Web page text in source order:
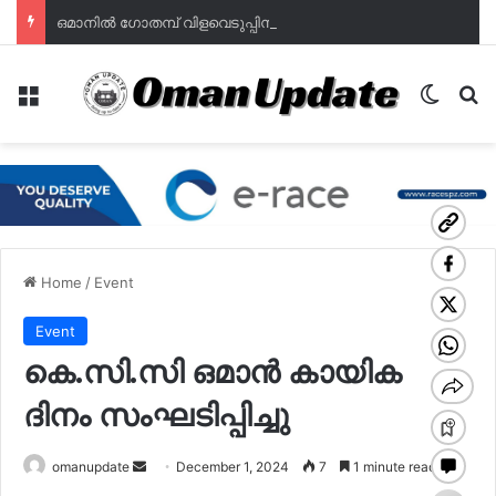
Menu
Home / Event
Event
കെ.സി.സി ഒമാൻ കായിക
ദിനം സംഘടിപ്പിച്ചു
omanupdate
Send December 1, 2024 7 1 minute read